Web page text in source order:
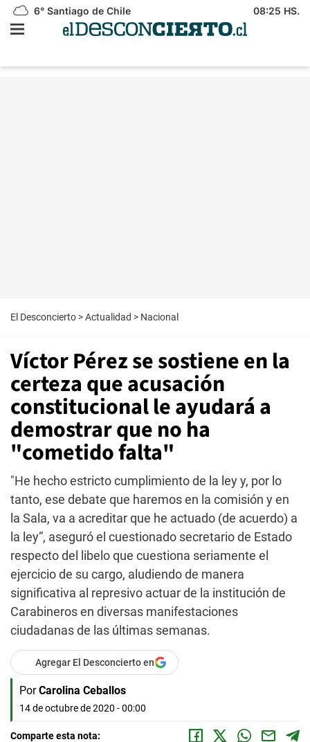
6° Santiago de Chile 08:25 HS.
El Desconcierto >Actualidad > Nacional
Víctor Pérez se sostiene en la
certeza que acusación
constitucional le ayudará a
demostrar que no ha
"cometido falta"
"He hecho estricto cumplimiento de la ley y, por lo
tanto, ese debate que haremos en la comisión y en
la Sala, va a acreditar que he actuado (de acuerdo) a
la ley”, aseguró el cuestionado secretario de Estado
respecto del libelo que cuestiona seriamente el
ejercicio de su cargo, aludiendo de manera
significativa al represivo actuar de la institución de
Carabineros en diversas manifestaciones
ciudadanas de las últimas semanas.
Agregar El Desconcierto en
Por Carolina Ceballos
14 de octubre de 2020 - 00:00
Comparte esta nota: